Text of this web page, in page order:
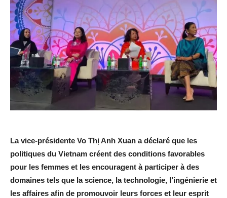
La vice-présidente Vo Thị Anh Xuan a déclaré que les
politiques du Vietnam créent des conditions favorables
pour les femmes et les encouragent à participer à des
domaines tels que la science, la technologie, l’ingénierie et
les affaires afin de promouvoir leurs forces et leur esprit